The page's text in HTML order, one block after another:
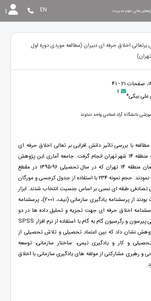
های علوم مدیریت EN
برتعالی اخلاق حرفه ای دبیران (مطالعه موردی:دوره اول
بیکی* 1
دانشگاه آزاد اسلامی واحد دماوند
با بررسی تاثیر دانش افزایی بر تعالی اخلاق حرفه ای
دبیران دوره اول متوسطه منطقه 14 شهر تهران انجام گرفت. جامعه آماری این پژوهش
عبارت بودند از کلیه معلمان منطقه 14 تهران که در سال تحصیلی 96-1395 در مقطع
متوسطه اول تدریس می نمودند. حجم نمونه 234 با استفاده از جدول کرجسی و مورگان
تصادفی طبقه ای نسبی بر اساس جنسیت انتخاب شدند. ابزار
جمع آوری داده ها عبارت بودند از پرسشنامه یادگیری سازمانی (نیف، 2001)، پرسشنامه
اخلاق حرفه ای جهت تجزیه و تحلیل داده ها در دو
بخش از آزمون همبستگی پیرسون و رگرسیون گام به گام با استفاده از نرم افزار SPSS
نشان داد که بین اعتماد تحصیلی و تلاش تحصیلی از
و کار و یادگیری تیمی، ساختار سازمانی، توسعه
و رهبری مشارکتی از مولفه های یادگیری سازمانی با اخلاق